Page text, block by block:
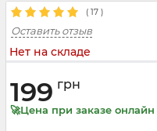
( 17 )
Оставить отзыв
Нет на складе
199 грн
🚀Цена при заказе онлайн